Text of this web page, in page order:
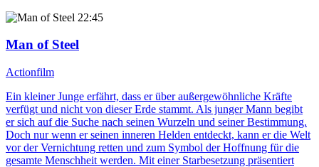
22:45
Man of Steel
Actionfilm
Ein kleiner Junge erfährt, dass er über außergewöhnliche Kräfte
verfügt und nicht von dieser Erde stammt. Als junger Mann begibt
er sich auf die Suche nach seinen Wurzeln und seiner Bestimmung.
Doch nur wenn er seinen inneren Helden entdeckt, kann er die Welt
vor der Vernichtung retten und zum Symbol der Hoffnung für die
gesamte Menschheit werden. Mit einer Starbesetzung präsentiert